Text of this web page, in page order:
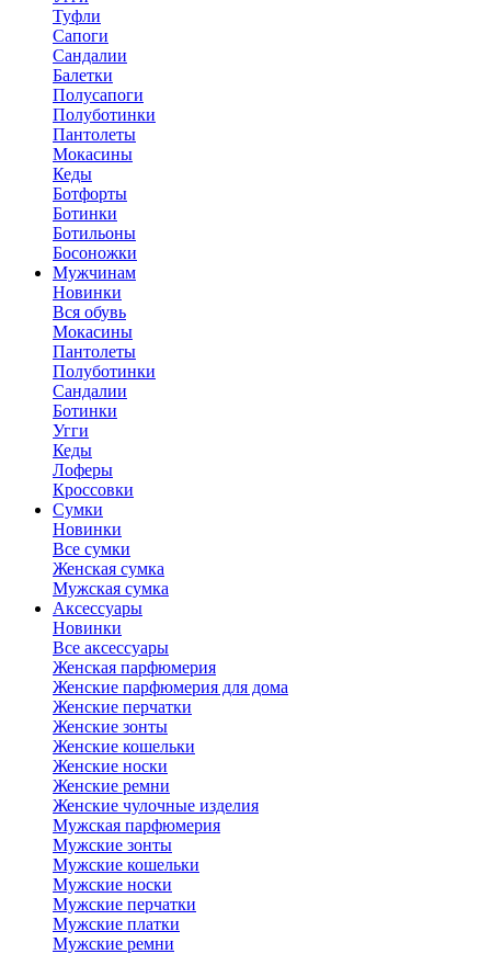
Туфли
Сапоги
Сандалии
Балетки
Полусапоги
Полуботинки
Пантолеты
Мокасины
Кеды
Ботфорты
Ботинки
Ботильоны
Босоножки
Мужчинам
Новинки
Вся обувь
Мокасины
Пантолеты
Полуботинки
Сандалии
Ботинки
Угги
Кеды
Лоферы
Кроссовки
Сумки
Новинки
Все сумки
Женская сумка
Мужская сумка
Аксессуары
Новинки
Все аксессуары
Женская парфюмерия
Женские парфюмерия для дома
Женские перчатки
Женские зонты
Женские кошельки
Женские носки
Женские ремни
Женские чулочные изделия
Мужская парфюмерия
Мужские зонты
Мужские кошельки
Мужские носки
Мужские перчатки
Мужские платки
Мужские ремни